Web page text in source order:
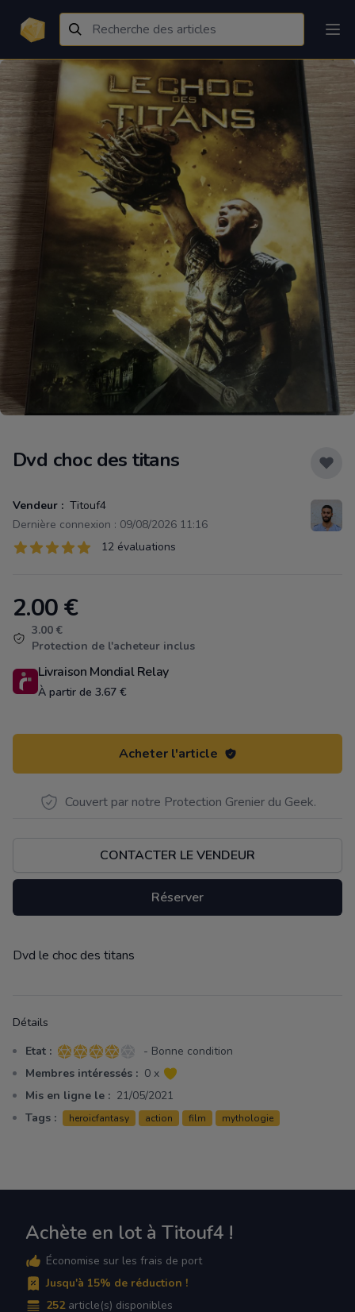
Dvd choc des titans
Vendeur : Titouf4
Dernière connexion : 09/08/2026 11:16
Évaluations
12 sur 5 étoiles 12 évaluations
Product information
2.00€
3.00 €
Protection de l'acheteur inclus
Livraison Mondial Relay
À partir de 3.67 €
Acheter l'article
Couvert par notre Protection Grenier du Geek.
CONTACTER LE VENDEUR
Réserver
Description
Dvd le choc des titans
Détails
Etat : 4 sur 5 étoiles
- Bonne condition
Membres intéressés : 0 x
Mis en ligne le : 21/05/2021
Tags :
heroicfantasy action film mythologie
Achète en lot à Titouf4 !
Économise sur les frais de port
Jusqu'à 15% de réduction !
252 article(s) disponibles